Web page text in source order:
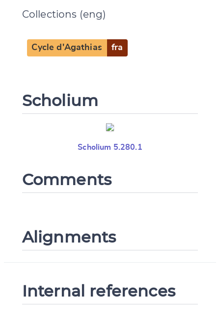
Collections (eng)
Cycle d'Agathias fra
Scholium
Scholium 5.280.1
Comments
Alignments
Internal references